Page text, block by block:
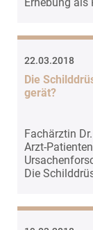
22.03.2018
Die
gerät?
Fachärztin
Arzt-
Die
Um Inhalte
Vimeo